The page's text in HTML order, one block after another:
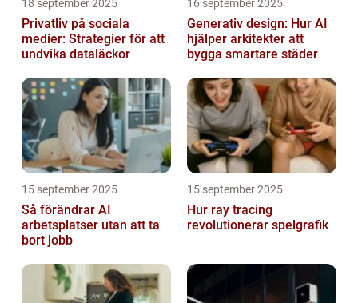
18 september 2025
Privatliv på sociala
medier: Strategier för att
undvika dataläckor
16 september 2025
Generativ design: Hur AI
hjälper arkitekter att
bygga smartare städer
15 september 2025
Så förändrar AI
arbetsplatser utan att ta
bort jobb
15 september 2025
Hur ray tracing
revolutionerar spelgrafik